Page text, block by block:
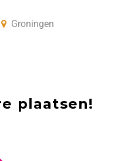
Groningen
plaatsen!